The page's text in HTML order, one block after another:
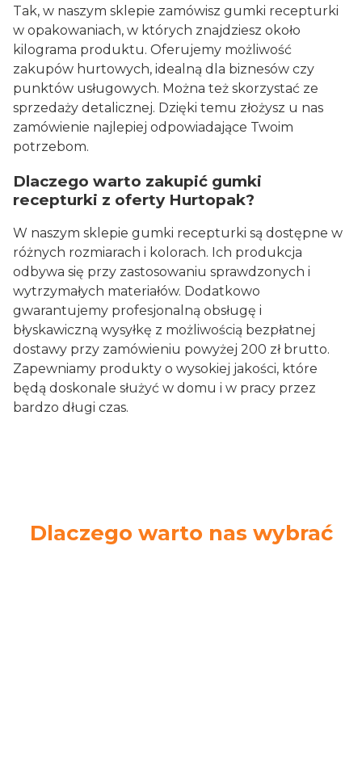
Tak, w naszym sklepie zamówisz gumki recepturki
w opakowaniach, w których znajdziesz około
kilograma produktu. Oferujemy możliwość
zakupów hurtowych, idealną dla biznesów czy
punktów usługowych. Można też skorzystać ze
sprzedaży detalicznej. Dzięki temu złożysz u nas
zamówienie najlepiej odpowiadające Twoim
potrzebom.
Dlaczego warto zakupić gumki
recepturki z oferty Hurtopak?
W naszym sklepie gumki recepturki są dostępne w
różnych rozmiarach i kolorach. Ich produkcja
odbywa się przy zastosowaniu sprawdzonych i
wytrzymałych materiałów. Dodatkowo
gwarantujemy profesjonalną obsługę i
błyskawiczną wysyłkę z możliwością bezpłatnej
dostawy przy zamówieniu powyżej 200 zł brutto.
Zapewniamy produkty o wysokiej jakości, które
będą doskonale służyć w domu i w pracy przez
bardzo długi czas.
Dlaczego warto nas wybrać